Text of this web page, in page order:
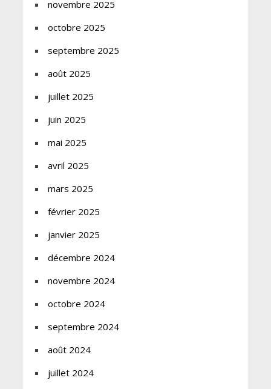
novembre 2025
octobre 2025
septembre 2025
août 2025
juillet 2025
juin 2025
mai 2025
avril 2025
mars 2025
février 2025
janvier 2025
décembre 2024
novembre 2024
octobre 2024
septembre 2024
août 2024
juillet 2024